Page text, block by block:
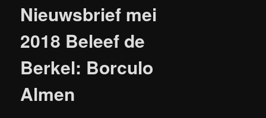
Nieuwsbrief mei
2018 Beleef de
Berkel: Borculo
Almen